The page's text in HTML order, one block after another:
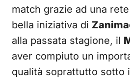
match grazie ad una
bella iniziativa di
alla passata stagione, il
aver compiuto un
qualità soprattutto sotto